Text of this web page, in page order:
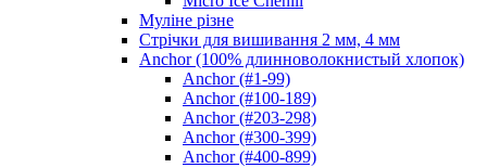
Муліне різне
Стрічки для вишивання 2 мм, 4 мм
Anchor (100% длинноволокнистый хлопок)
Anchor (#1-99)
Anchor (#100-189)
Anchor (#203-298)
Anchor (#300-399)
Anchor (#400-899)